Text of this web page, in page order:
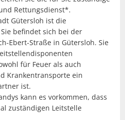
Rettungsdienst*.
Gütersloh ist die
befindet sich bei der
Ebert-Straße in Gütersloh. Sie
für Feuer als auch
Krankentransporte ein
ist.
kann es vorkommen, dass
zuständigen Leitstelle